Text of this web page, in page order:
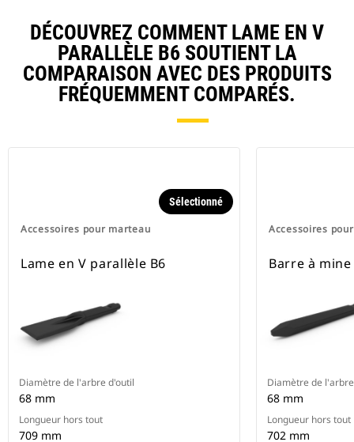
DÉCOUVREZ COMMENT LAME EN V
PARALLÈLE B6 SOUTIENT LA
COMPARAISON AVEC DES PRODUITS
FRÉQUEMMENT COMPARÉS.
Accessoires pour marteau
Sélectionné
Lame en V parallèle B6
Diamètre de l'arbre d'outil
68 mm
Longueur hors tout
709 mm
Accessoires
Barre à mine
Diamètre de
68 mm
Longueur hors tout
702 mm